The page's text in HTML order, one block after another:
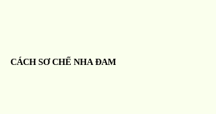
CÁCH SƠ CHẾ NHA ĐAM